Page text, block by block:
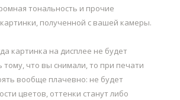
тональность и прочие
полученной с вашей камеры.
картинка на дисплее не будет
тому, что вы снимали, то при печати
вообще плачевно: не будет
цветов, оттенки станут либо